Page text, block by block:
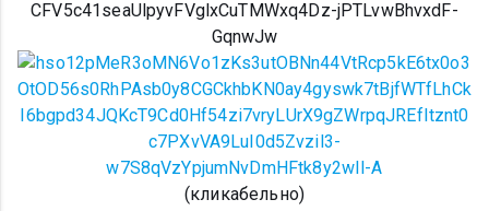
(кликабельно)